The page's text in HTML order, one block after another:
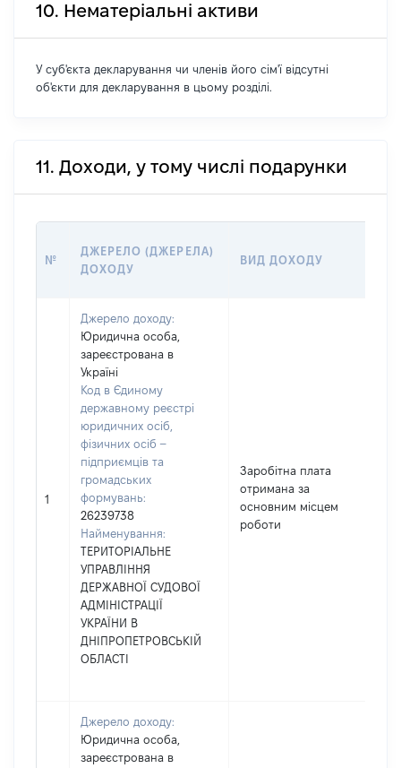
10. Нематеріальні активи
У суб'єкта декларування чи членів його сім'ї відсутні
об'єкти для декларування в цьому розділі.
11. Доходи, у тому числі подарунки
№
ДЖЕРЕЛО (ДЖЕРЕЛА)
ДОХОДУ
ВИД ДОХОДУ
1
Джерело доходу:
Юридична особа,
зареєстрована в
Україні
Код в Єдиному
державному реєстрі
юридичних осіб,
фізичних осіб –
підприємців та
громадських
формувань:
26239738
Найменування:
ТЕРИТОРІАЛЬНЕ
УПРАВЛІННЯ
ДЕРЖАВНОЇ СУДОВОЇ
АДМІНІСТРАЦІЇ
УКРАЇНИ В
ДНІПРОПЕТРОВСЬКІЙ
ОБЛАСТІ
Заробітна плата
отримана за
основним місцем
роботи
Джерело доходу:
Юридична особа,
зареєстрована в